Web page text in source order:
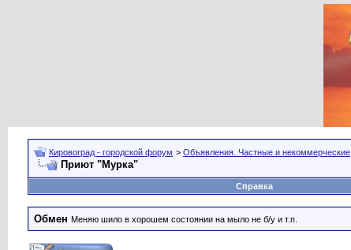
Кировоград - городской форум > Объявления. Частные и некоммерческие
Приют "Мурка"
Справка
Обмен Меняю шило в хорошем состоянии на мыло не б/у и т.п.